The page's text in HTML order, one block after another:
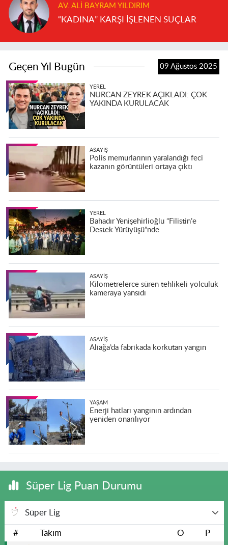
AV. ALI BAYRAM YILDIRIM
“KADINA” KARŞI İŞLENEN SUÇLAR
Geçen Yıl Bugün 09 Ağustos 2025
YEREL
NURCAN ZEYREK AÇIKLADI: ÇOK
YAKINDA KURULACAK
ASAYIŞ
Polis memurlarının yaralandığı feci
kazanın görüntüleri ortaya çıktı
YEREL
Bahadır Yenişehirlioğlu “Filistin’e
Destek Yürüyüşü”nde
ASAYIŞ
Kilometrelerce süren tehlikeli yolculuk
kameraya yansıdı
ASAYIŞ
Aliağa’da fabrikada korkutan yangın
YAŞAM
Enerji hatları yangının ardından
yeniden onarılıyor
Süper Lig Puan Durumu
Süper Lig
# Takım O P